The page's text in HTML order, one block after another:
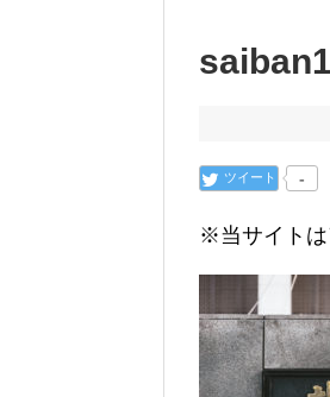
-
ツイート
※当サイトは